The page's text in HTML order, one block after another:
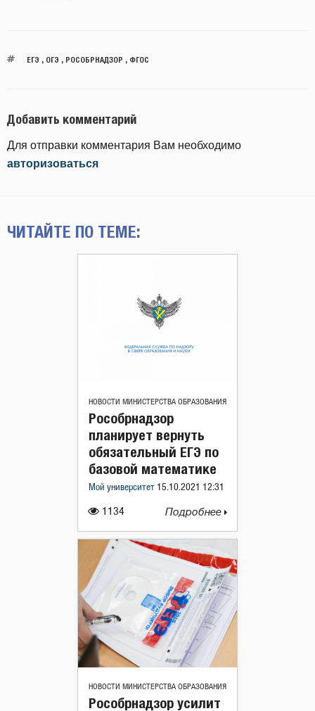
ЕГЭ , ОГЭ , РОСОБРНАДЗОР , ФГОС
Добавить комментарий
Для отправки комментария Вам необходимо
авторизоваться
ЧИТАЙТЕ ПО ТЕМЕ:
НОВОСТИ МИНИСТЕРСТВА ОБРАЗОВАНИЯ
1134
Рособрнадзор
планирует вернуть
обязательный ЕГЭ по
базовой математике
Мой университет 15.10.2021 12:31
Подробнее
НОВОСТИ МИНИСТЕРСТВА ОБРАЗОВАНИЯ
Рособрнадзор усилит